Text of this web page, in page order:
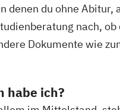
denen du ohne
nach,
Dokumente wie
habe ich?